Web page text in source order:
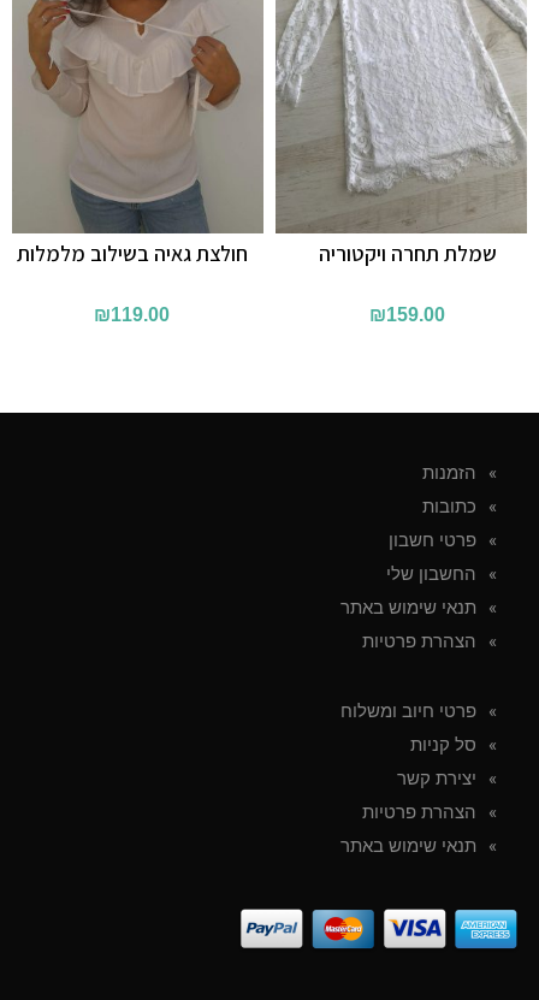
חולצת גאיה בשילוב מלמלות
₪119.00
שמלת תחרה ויקטוריה
₪159.00
הזמנות
כתובות
פרטי חשבון
החשבון שלי
תנאי שימוש באתר
הצהרת פרטיות
פרטי חיוב ומשלוח
סל קניות
יצירת קשר
הצהרת פרטיות
תנאי שימוש באתר